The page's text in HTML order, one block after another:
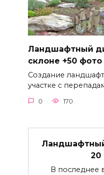
Ландшафтный
склоне +50 фото
Создание
участке с
0 170
20
В последнее